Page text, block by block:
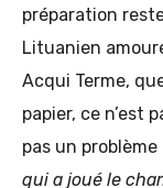
préparation
Lituanien
Acqui Terme,
papier, ce n’est
pas un
qui a joué le